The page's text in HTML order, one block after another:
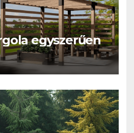
egyszerűen